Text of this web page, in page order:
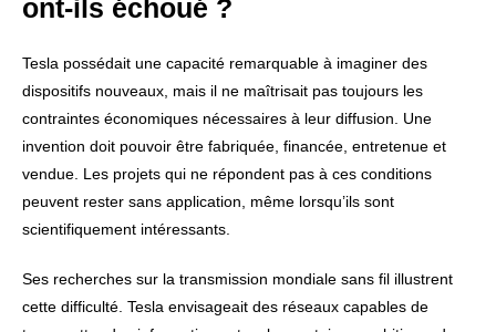
ont-ils échoué ?
Tesla possédait une capacité remarquable à imaginer des
dispositifs nouveaux, mais il ne maîtrisait pas toujours les
contraintes économiques nécessaires à leur diffusion. Une
invention doit pouvoir être fabriquée, financée, entretenue et
vendue. Les projets qui ne répondent pas à ces conditions
peuvent rester sans application, même lorsqu’ils sont
scientifiquement intéressants.
Ses recherches sur la transmission mondiale sans fil illustrent
cette difficulté. Tesla envisageait des réseaux capables de